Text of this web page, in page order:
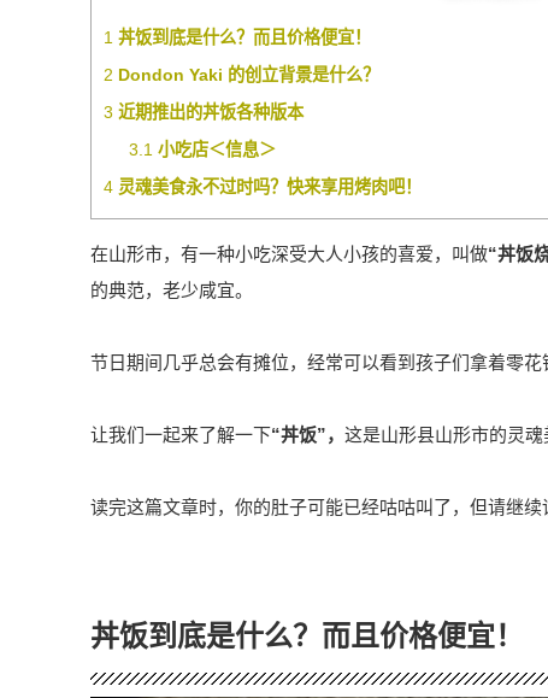
1丼饭到底是什么？而且价格便宜！
2 Dondon Yaki 的创立背景是什么？
3 近期推出的丼饭各种版本
3.1 小吃店＜信息＞
4灵魂美食永不过时吗？快来享用烤肉吧！
在山形市，有一种小吃深受大人小孩的喜爱，叫做“丼饭
的典范，老少咸宜。
节日期间几乎总会有摊位，经常可以看到孩子们拿着零花
让我们一起来了解一下“丼饭”， 这是山形县山形市的灵魂
读完这篇文章时，你的肚子可能已经咕咕叫了，但请继续
丼饭到底是什么？而且价格便宜！